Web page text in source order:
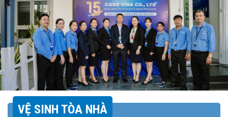
VỆ SINH TÒA NHÀ